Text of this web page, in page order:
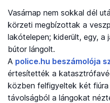
Vasárnap nem sokkal dél
körzeti megbízottak a
lakótelepen; kiderült, egy,
bútor lángolt.
A police.hu beszámolója
értesítették a
közben felfigyeltek két
távolságból a lángokat